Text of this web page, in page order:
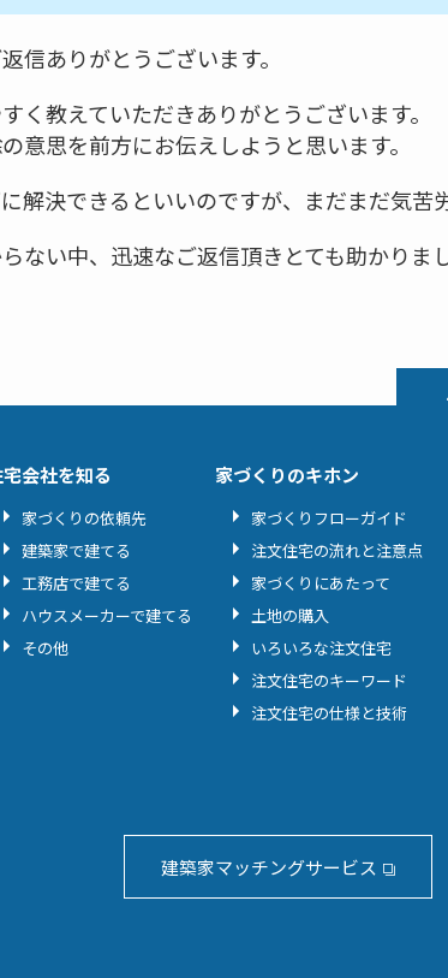
信ありがとうございます。
く教えていただきありがとうございます。
意思を前方にお伝えしようと思います。
解決できるといいのですが、まだまだ気
ない中、迅速なご返信頂きとても助かりま
会社を知る
家づくりの依頼先
建築家で建てる
工務店で建てる
ハウスメーカーで建てる
その他
家づくりのキホン
家づくりフローガイド
注文住宅の流れと注意点
家づくりにあたって
土地の購入
いろいろな注文住宅
注文住宅のキーワード
注文住宅の仕様と技術
建築家マッチングサービス